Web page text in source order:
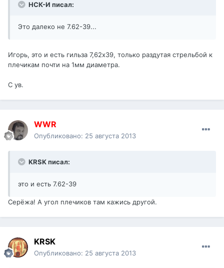
НСК-И писал:
Это далеко не 7.62-39...
Игорь, это и есть гильза 7,62х39, только раздутая стрельбой к
плечикам почти на 1мм диаметра.
С ув.
WWR
Опубликовано: 25 августа 2013
KRSK писал:
это и есть 7.62-39
Серёжа! А угол плечиков там кажись другой.
KRSK
Опубликовано: 25 августа 2013